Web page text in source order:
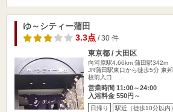
ゆ～シティー蒲田
3.3点/ 30 件
東京都 / 大田区
向河原駅4.66km 蒲田駅342m
JR蒲田駅東口から徒歩5分 東
校前入口 …
営業時間 11:00～24:00
入浴料金 550円～
日帰り 駅近（徒歩10分以内）